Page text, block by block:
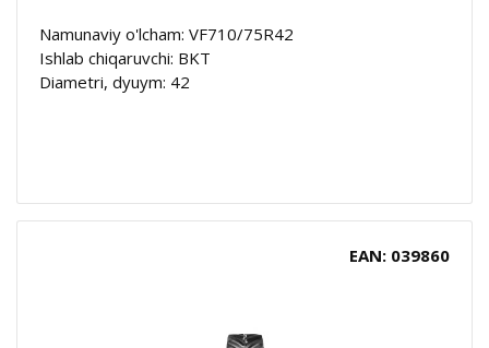
Namunaviy o'lcham: VF710/75R42
Ishlab chiqaruvchi: BKT
Diametri, dyuym: 42
EAN: 039860